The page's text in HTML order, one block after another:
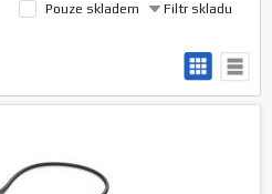
Filtr skladu
Pouze skladem